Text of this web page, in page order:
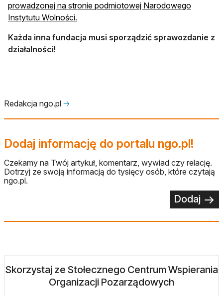
prowadzonej na stronie podmiotowej Narodowego
Instytutu Wolności.
Każda inna fundacja musi sporządzić sprawozdanie z
działalności!
Redakcja ngo.pl 🡢
Dodaj informację do portalu ngo.pl!
Czekamy na Twój artykuł, komentarz, wywiad czy relację.
Dotrzyj ze swoją informacją do tysięcy osób, które czytają
ngo.pl.
Dodaj
Skorzystaj ze Stołecznego Centrum Wspierania
Organizacji Pozarządowych